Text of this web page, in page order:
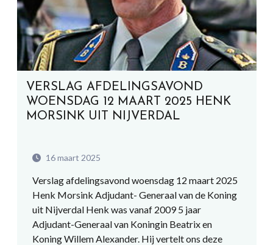
VERSLAG AFDELINGSAVOND
WOENSDAG 12 MAART 2025 HENK
MORSINK UIT NIJVERDAL
16 maart 2025
Verslag afdelingsavond woensdag 12 maart 2025
Henk Morsink Adjudant- Generaal van de Koning
uit Nijverdal Henk was vanaf 2009 5 jaar
Adjudant-Generaal van Koningin Beatrix en
Koning Willem Alexander. Hij vertelt ons deze